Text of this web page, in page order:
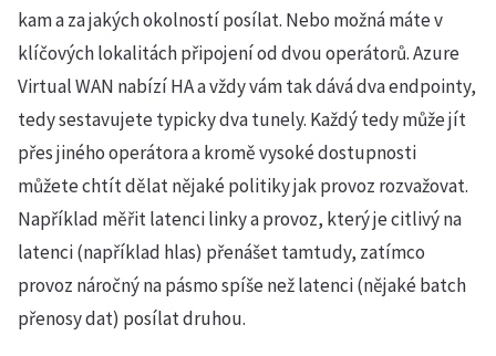
kam a za jakých okolností posílat. Nebo možná máte v
klíčových lokalitách připojení od dvou operátorů. Azure
Virtual WAN nabízí HA a vždy vám tak dává dva endpointy,
tedy sestavujete typicky dva tunely. Každý tedy může jít
přes jiného operátora a kromě vysoké dostupnosti
můžete chtít dělat nějaké politiky jak provoz rozvažovat.
Například měřit latenci linky a provoz, který je citlivý na
latenci (například hlas) přenášet tamtudy, zatímco
provoz náročný na pásmo spíše než latenci (nějaké batch
přenosy dat) posílat druhou.